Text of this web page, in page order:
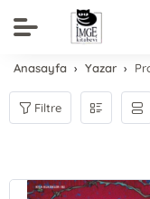
Anasayfa Yazar
Filtre